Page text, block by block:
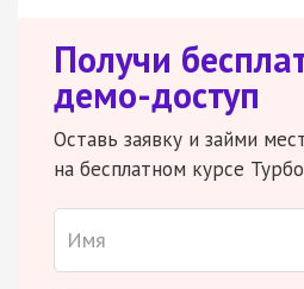
Получи
демо-доступ
Оставь заявку и займи
на бесплатном курсе